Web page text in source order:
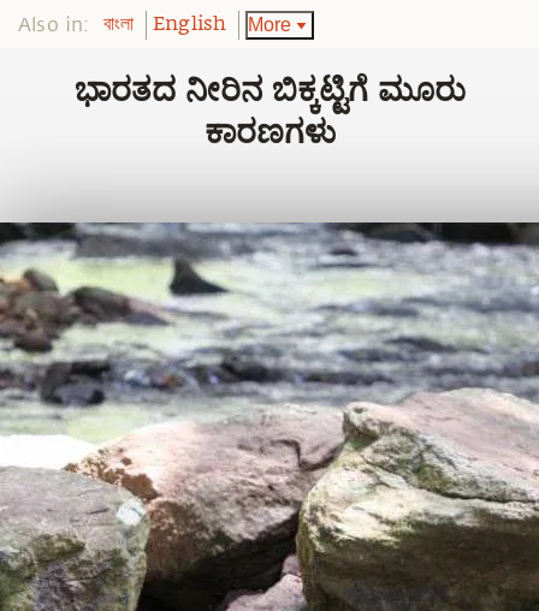
Also in: বাংলা English More
ಭಾರತದ ನೀರಿನ ಬಿಕ್ಕಟ್ಟಿಗೆ ಮೂರು
ಕಾರಣಗಳು